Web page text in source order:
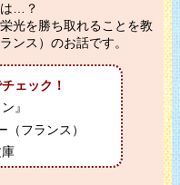
…？
光を勝ち取れることを教
ンス）のお話です。
ェック！
』
フランス）